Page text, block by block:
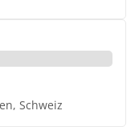
Schweiz